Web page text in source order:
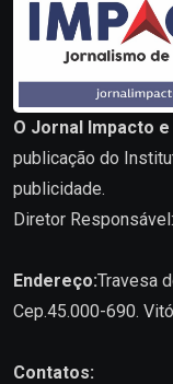
O Jornal Impacto
publicação do
publicidade.
Diretor
Endereço:Travesa
Cep.45.000-690.
Contatos: